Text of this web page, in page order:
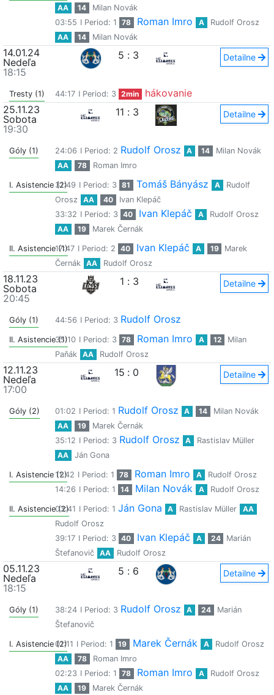
AA
14
Milan Novák
03:55 I Period: 1 78 Roman Imro A
Rudolf Orosz
AA
14 Milan Novák
14.01.24
Nedeľa
18:15
5 : 3 Detailne
Tresty (1) 44:17 I Period: 3 2min
hákovanie
25.11.23
Sobota
19:30
11 : 3 Detailne
Góly (1) 24:06 I Period: 2 Rudolf Orosz A 14
Milan Novák
AA
78 Roman Imro
I. Asistencie (2)
31:49 I Period: 3 81 Tomáš Bányász A
Rudolf
Orosz
AA 40
Ivan Klepáč
33:32 I Period: 3 40 Ivan Klepáč A
Rudolf Orosz
AA
19 Marek Černák
II. Asistencie (1)
17:47 I Period: 2 40 Ivan Klepáč A 19
Marek
Černák
AA Rudolf Orosz
18.11.23
Sobota
20:45
1 : 3 Detailne
Góly (1) 44:56 I Period: 3 Rudolf Orosz
II. Asistencie (1)
35:10 I Period: 3 78 Roman Imro A 12
Milan
Paňák
AA Rudolf Orosz
12.11.23
Nedeľa
17:00
15 : 0 Detailne
Góly (2) 01:02 I Period: 1 Rudolf Orosz A 14
Milan Novák
AA
19
Marek Černák
35:12 I Period: 3 Rudolf Orosz A
Rastislav Müller
AA
Ján Gona
I. Asistencie (2)
11:42 I Period: 1 78 Roman Imro A
Rudolf Orosz
14:26 I Period: 1 14 Milan Novák A Rudolf Orosz
II. Asistencie (2)
03:41 I Period: 1 Ján Gona A Rastislav Müller
AA
Rudolf Orosz
39:17 I Period: 3 40 Ivan Klepáč A 24
Marián
Štefanovič
AA Rudolf Orosz
05.11.23
Nedeľa
18:15
5 : 6 Detailne
Góly (1) 38:24 I Period: 3 Rudolf Orosz A 24
Marián
Štefanovič
I. Asistencie (2)
01:11 I Period: 1 19 Marek Černák A
Rudolf Orosz
AA
78
Roman Imro
02:23 I Period: 1 78 Roman Imro A
Rudolf Orosz
AA
19 Marek Černák